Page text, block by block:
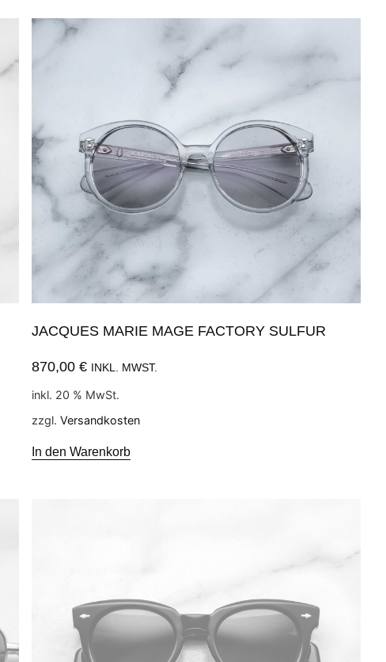
JACQUES MARIE MAGE FACTORY SULFUR
870,00 € INKL. MWST.
inkl. 20 % MwSt.
zzgl. Versandkosten
In den Warenkorb